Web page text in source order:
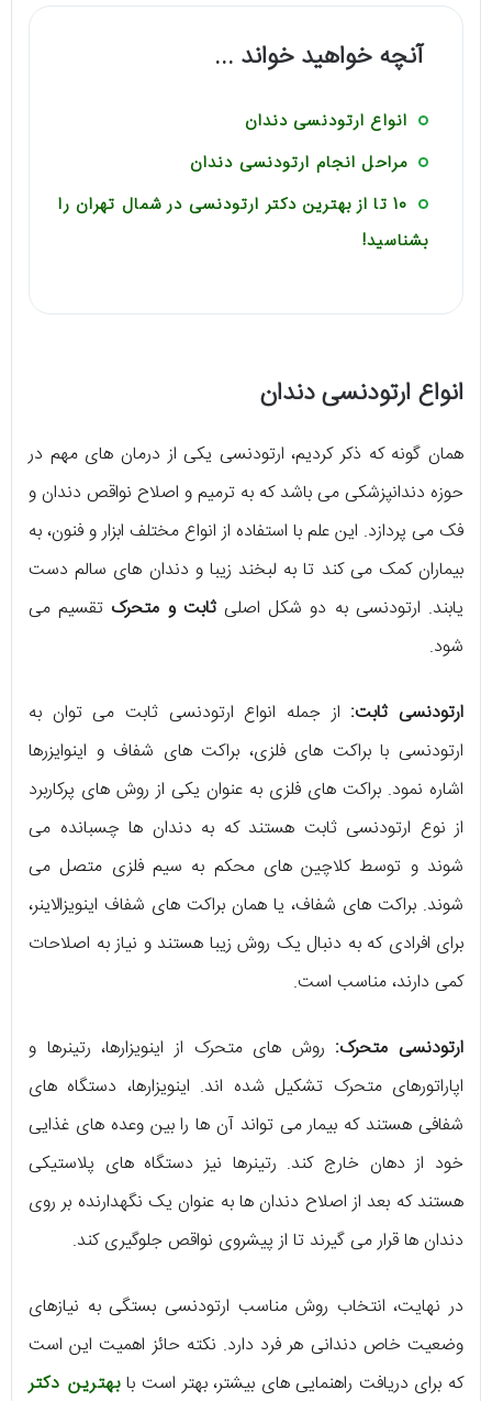
آنچه خواهید خواند ...
انواع ارتودنسی دندان
مراحل انجام ارتودنسی دندان
10 تا از بهترین دکتر ارتودنسی در شمال تهران را
بشناسید!
انواع ارتودنسی دندان
همان گونه که ذکر کردیم، ارتودنسی یکی از درمان های مهم در
حوزه دندانپزشکی می باشد که به ترمیم و اصلاح نواقص دندان و
فک می ‌پردازد. این علم با استفاده از انواع مختلف ابزار و فنون، به
بیماران کمک می ‌کند تا به لبخند زیبا و دندان ‌های سالم دست
یابند. ارتودنسی به دو شکل اصلیثابت و متحرک تقسیم می
شود.
ارتودنسی ثابت: از جمله انواع ارتودنسی ثابت می توان به
ارتودنسی با براکت‌ های فلزی، براکت ‌های شفاف و اینوایزرها
اشاره نمود. براکت‌ های فلزی به ‌عنوان یکی از روش‌ ‌های پرکاربرد
از نوع ارتودنسی ثابت هستند که به دندان ‌ها چسبانده می
‌شوند و توسط کلاچین های محکم به سیم فلزی متصل می
‌شوند. براکت‌ های شفاف، یا همان براکت‌ های شفاف اینویزالاینر،
برای افرادی که به دنبال یک روش زیبا هستند و نیاز به اصلاحات
کمی دارند، مناسب است.
ارتودنسی متحرک: روش‌ های متحرک از اینویزارها، رتینرها و
اپاراتور‌های متحرک تشکیل شده ‌اند. اینویزارها، دستگاه‌ های
شفافی هستند که بیمار می ‌تواند آن ‌ها را بین وعده‌ های غذایی
خود از دهان خارج کند. رتینرها نیز دستگاه‌ های پلاستیکی
هستند که بعد از اصلاح دندان‌ ‌ها به عنوان یک نگهدارنده بر روی
دندان ‌ها قرار می ‌گیرند تا از پیشروی نواقص جلوگیری کند.
در نهایت، انتخاب روش مناسب ارتودنسی بستگی به نیازهای
وضعیت خاص دندانی هر فرد دارد. نکته حائز اهمیت این است
که برای دریافت راهنمایی ‌های بیشتر، بهتر است بابهترین دکتر